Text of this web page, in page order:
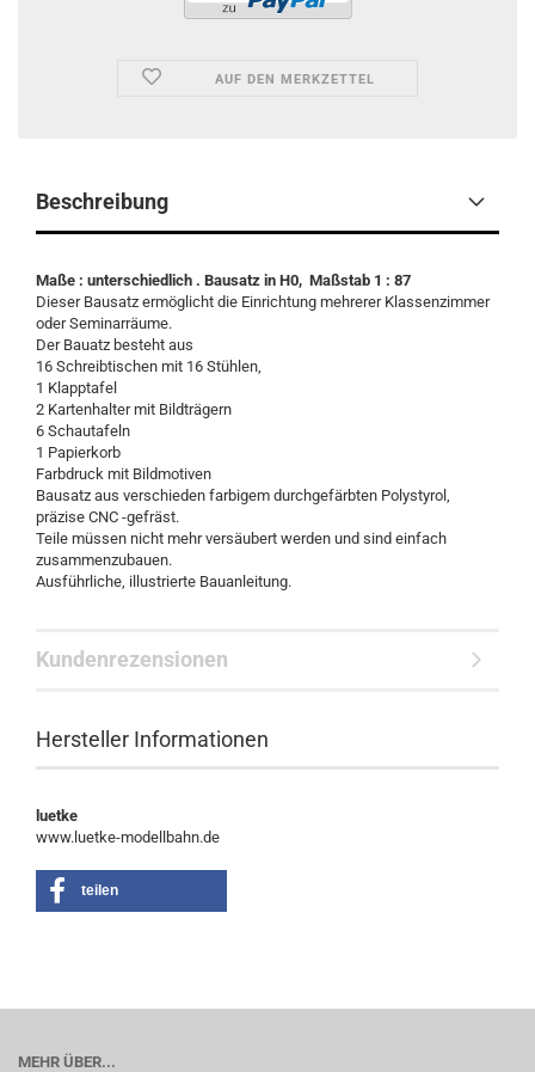
AUF DEN MERKZETTEL
Beschreibung
Maße : unterschiedlich . Bausatz in H0, Maßstab 1 : 87
Dieser Bausatz ermöglicht die Einrichtung mehrerer Klassenzimmer
oder Seminarräume.
Der Bauatz besteht aus
16 Schreibtischen mit 16 Stühlen,
1 Klapptafel
2 Kartenhalter mit Bildträgern
6 Schautafeln
1 Papierkorb
Farbdruck mit Bildmotiven
Bausatz aus verschieden farbigem durchgefärbten Polystyrol,
präzise CNC -gefräst.
Teile müssen nicht mehr versäubert werden und sind einfach
zusammenzubauen.
Ausführliche, illustrierte Bauanleitung.
Kundenrezensionen
Hersteller Informationen
luetke
www.luetke-modellbahn.de
teilen
MEHR ÜBER...